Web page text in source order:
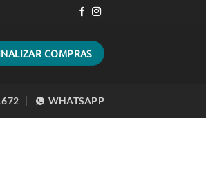
COMPRAS
WHATSAPP